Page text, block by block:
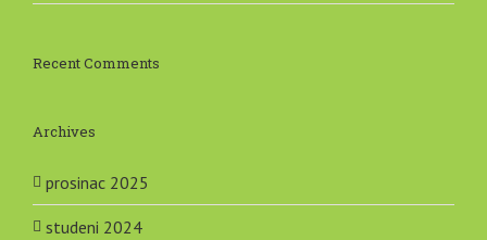
Recent Comments
Archives
prosinac 2025
studeni 2024